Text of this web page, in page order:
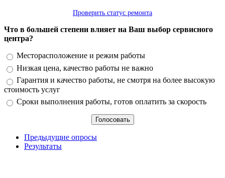
Проверить статус ремонта
Что в большей степени влияет на Ваш выбор сервисного
центра?
Варианты
Месторасположение и режим работы
Низкая цена, качество работы не важно
Гарантия и качество работы, не смотря на более высокую
стоимость услуг
Сроки выполнения работы, готов оплатить за скорость
Предыдущие опросы
Результаты